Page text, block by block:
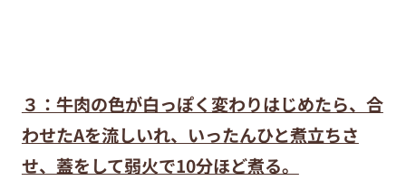
３：牛肉の色が白っぽく変わりはじめたら、合
わせたAを流しいれ、いったんひと煮立ちさ
せ、蓋をして弱火で10分ほど煮る。